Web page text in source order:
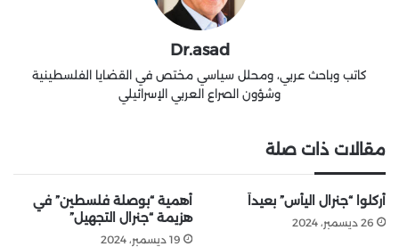
Dr.asad
كاتب وباحث عربي، ومحلل سياسي مختص في القضايا الفلسطينية
وشؤون الصراع العربي الإسرائيلي
مقالات ذات صلة
أُركلوا “جنرال اليأس” بعيداً
26 ديسمبر، 2024
أهمية “بوصلة فلسطين” في
هزيمة “جنرال التجهيل”
19 ديسمبر، 2024